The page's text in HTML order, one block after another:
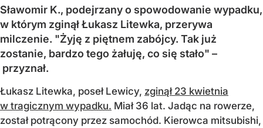
Sławomir K., podejrzany o spowodowanie wypadku,
w którym zginął Łukasz Litewka, przerywa
milczenie. "Żyję z piętnem zabójcy. Tak już
zostanie, bardzo tego żałuję, co się stało" –
przyznał.
Łukasz Litewka, poseł Lewicy, zginął 23 kwietnia
w tragicznym wypadku. Miał 36 lat. Jadąc na rowerze,
został potrącony przez samochód. Kierowca mitsubishi,